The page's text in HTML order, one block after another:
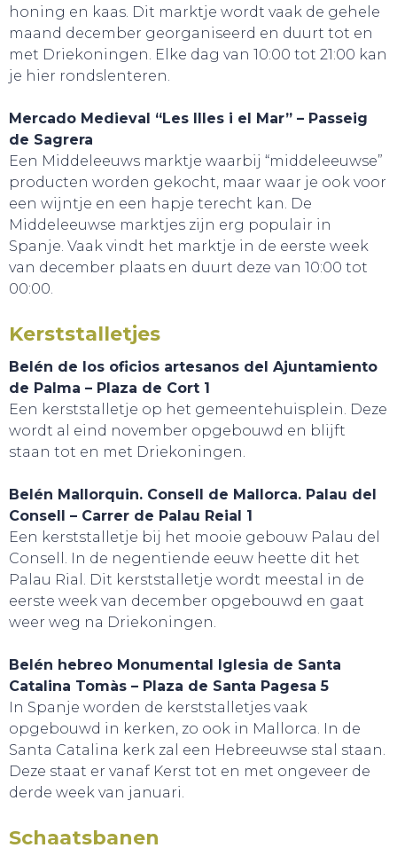
SNUIF CULTUUR!
GA UIT!
honing en kaas. Dit marktje wordt vaak de gehele
maand december georganiseerd en duurt tot en
met Driekoningen. Elke dag van 10:00 tot 21:00 kan
je hier rondslenteren.
Mercado Medieval “Les Illes i el Mar” – Passeig
de Sagrera
Een Middeleeuws marktje waarbij “middeleeuwse”
producten worden gekocht, maar waar je ook voor
een wijntje en een hapje terecht kan. De
Middeleeuwse marktjes zijn erg populair in
Spanje. Vaak vindt het marktje in de eerste week
van december plaats en duurt deze van 10:00 tot
00:00.
Kerststalletjes
Belén de los oficios artesanos del Ajuntamiento
de Palma – Plaza de Cort 1
Een kerststalletje op het gemeentehuisplein. Deze
wordt al eind november opgebouwd en blijft
staan tot en met Driekoningen.
Belén Mallorquin. Consell de Mallorca. Palau del
Consell – Carrer de Palau Reial 1
Een kerststalletje bij het mooie gebouw Palau del
Consell. In de negentiende eeuw heette dit het
Palau Rial. Dit kerststalletje wordt meestal in de
eerste week van december opgebouwd en gaat
weer weg na Driekoningen.
Belén hebreo Monumental Iglesia de Santa
Catalina Tomàs – Plaza de Santa Pagesa 5
In Spanje worden de kerststalletjes vaak
opgebouwd in kerken, zo ook in Mallorca. In de
Santa Catalina kerk zal een Hebreeuwse stal staan.
Deze staat er vanaf Kerst tot en met ongeveer de
derde week van januari.
Schaatsbanen